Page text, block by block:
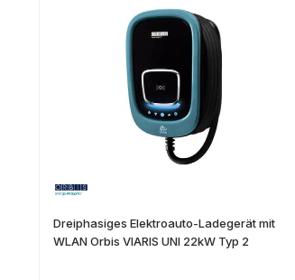
Dreiphasiges Elektroauto-Ladegerät mit
WLAN Orbis VIARIS UNI 22kW Typ 2